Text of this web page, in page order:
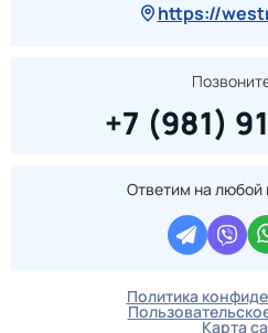
https://
+7 (981)
Ответим на любой
Политика
Карта